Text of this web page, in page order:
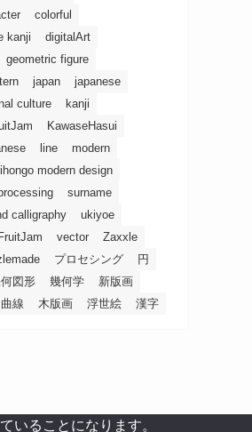
colorful
kanji
digitalArt
geometric figure
japan
japanese
culture
kanji
KawaseHasui
line
modern
modern design
surname
calligraphy
ukiyoe
vector
Zaxxle
プロセシング
円
図形 幾何学
新版画
曲線 木版画 浮世絵 漢字
いることになります。